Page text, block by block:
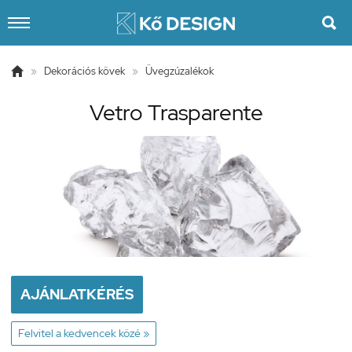

 » Dekorációs kövek » Üvegzúzalékok
Vetro Trasparente
AJÁNLATKÉRÉS
Felvitel a kedvencek közé »